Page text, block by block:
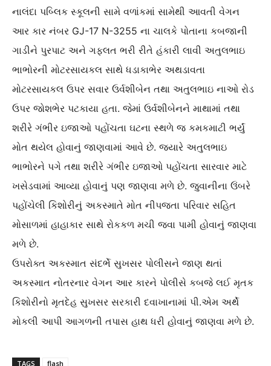
નાલંદા પબ્લિક સ્કૂલની સામે વળાંકમાં સામેથી આવતી વેગન
આર કાર નંબર GJ-17 N-3255 ના ચાલકે પોતાના કબજાની
ગાડીને પુરપાટ અને ગફલત ભરી રીતે હંકારી લાવી અતુલભાઇ
ભાભોરની મોટરસાયકલ સાથે ધડાકાભેર અથડાવતા
મોટરસાયકલ ઉપર સવાર ઉર્વશીબેન તથા અતુલભાઇ નાઓ રોડ
ઉપર જોશભેર પટકાયા હતા. જેમાં ઉર્વશીબેનને માથામાં તથા
શરીરે ગંભીર ઇજાઓ પહોંચતા ઘટના સ્થળે જ કમકમાટી ભર્યું
મોત થયેલ હોવાનું જાણવામાં આવે છે. જ્યારે અતુલભાઇ
ભાભોરને પગે તથા શરીરે ગંભીર ઇજાઓ પહોંચતા સારવાર માટે
ખસેડવામાં આવ્યા હોવાનું પણ જાણવા મળે છે. જુવાનીના ઉંબરે
પહોંચેલી કિશોરીનું અકસ્માતે મોત નીપજતા પરિવાર સહિત
મોસાળમાં હાહાકાર સાથે રોકકળ મચી જવા પામી હોવાનું જાણવા
મળે છે.
ઉપરોક્ત અકસ્માત સંદર્ભે સુખસર પોલીસને જાણ થતાં
અકસ્માત નોતરનાર વેગન આર કારને પોલીસે કબજે લઈ મૃતક
કિશોરીનો મૃતદેહ સુખસર સરકારી દવાખાનામાં પી.એમ અર્થે
મોકલી આપી આગળની તપાસ હાથ ધરી હોવાનું જાણવા મળે છે.
TAGS flash